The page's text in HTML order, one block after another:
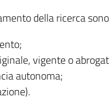
della ricerca
vigente o
autonoma;